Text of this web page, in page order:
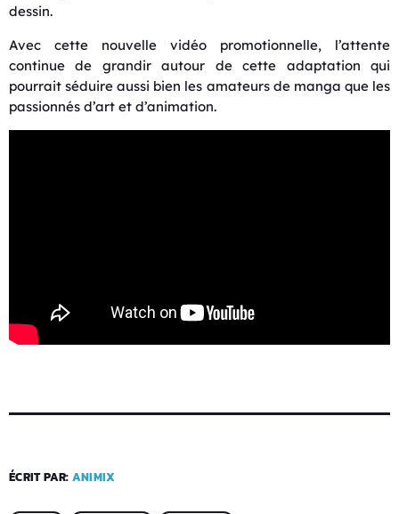
dessin.
Avec cette nouvelle vidéo promotionnelle, l’attente
continue de grandir autour de cette adaptation qui
pourrait séduire aussi bien les amateurs de manga que les
passionnés d’art et d’animation.
ÉCRIT PAR: ANIMIX